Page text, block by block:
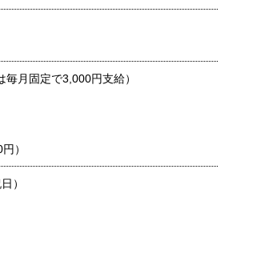
月固定で3,000円支給）
）
）